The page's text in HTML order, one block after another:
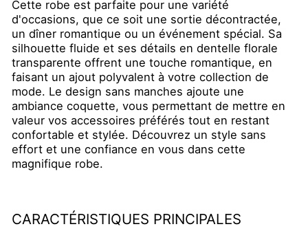
Cette robe est parfaite pour une variété
d'occasions, que ce soit une sortie décontractée,
un dîner romantique ou un événement spécial. Sa
silhouette fluide et ses détails en dentelle florale
transparente offrent une touche romantique, en
faisant un ajout polyvalent à votre collection de
mode. Le design sans manches ajoute une
ambiance coquette, vous permettant de mettre en
valeur vos accessoires préférés tout en restant
confortable et stylée. Découvrez un style sans
effort et une confiance en vous dans cette
magnifique robe.
CARACTÉRISTIQUES PRINCIPALES